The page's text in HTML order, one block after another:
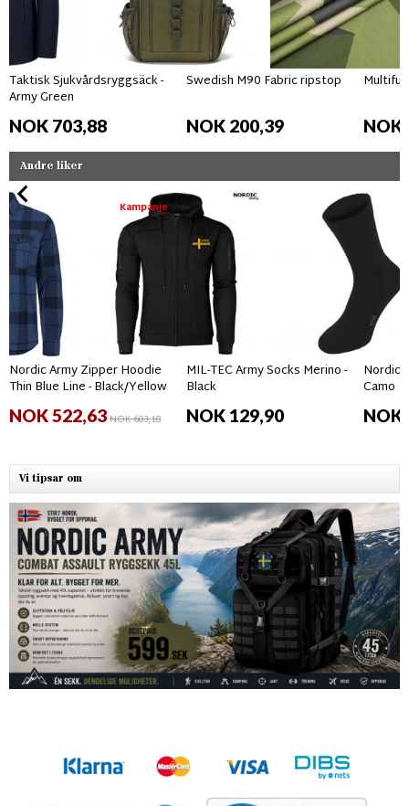
Taktisk Sjukvårdsryggsäck -
Army Green
NOK 703,88
Swedish M90 Fabric ripstop
NOK 200,39 NOK
Andre liker
Kampanje
Nordic Army Zipper Hoodie
Thin Blue Line - Black/Yellow
NOK 522,63NOK 603,18
MIL-TEC Army Socks Merino -
Black
NOK 129,90
Nordic
Camo
NOK
Vi tipsar om